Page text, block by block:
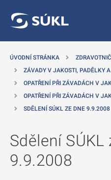
ÚVODNÍ STRÁNKA
ZÁVADY V JAKOSTI, PADĚLKY
OPATŘENÍ PŘI ZÁVADÁCH V
OPATŘENÍ PŘI ZÁVADÁCH V
SDĚLENÍ SÚKL ZE DNE 9.9.2008
Sdělení SÚKL
9.9.2008